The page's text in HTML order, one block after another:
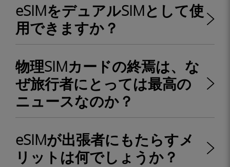
eSIMをデュアルSIMとして使
用できますか？
物理SIMカードの終焉は、な
ぜ旅行者にとっては最高の
ニュースなのか？
eSIMが出張者にもたらすメ
リットは何でしょうか？